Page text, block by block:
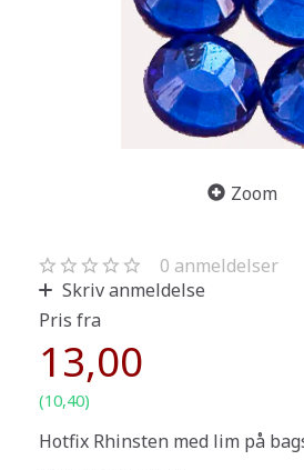
Zoom
0 anmeldelser
Skriv anmeldelse
Pris fra
13,00
(10,40)
Hotfix Rhinsten med lim på